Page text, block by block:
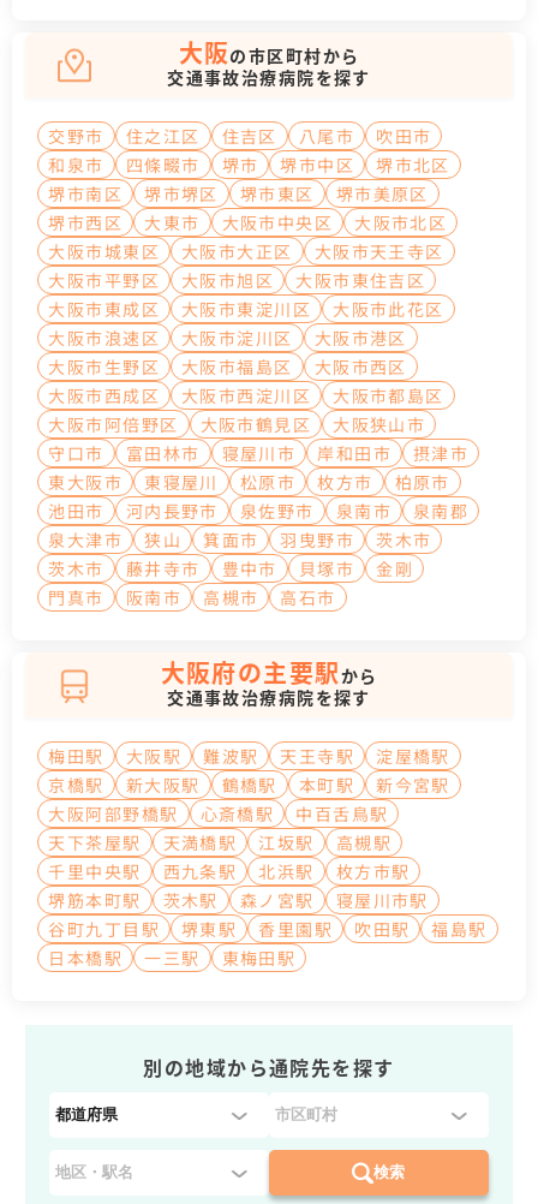
大阪の市区町村から
交通事故治療病院を探す
交野市 住之江区 住吉区 八尾市
吹田市
和泉市
四條畷市 堺市 堺市中区
堺市北区
堺市南区
堺市堺区 堺市東区
堺市美原区
堺市西区
大東市 大阪市中央区
大阪市北区
大阪市城東区
大阪市大正区
大阪市天王寺区
大阪市平野区
大阪市旭区
大阪市東住吉区
大阪市東成区
大阪市東淀川区
大阪市此花区
大阪市浪速区
大阪市淀川区
大阪市港区
大阪市生野区
大阪市福島区
大阪市西区
大阪市西成区
大阪市西淀川区
大阪市都島区
大阪市阿倍野区
大阪市鶴見区
大阪狭山市
守口市
富田林市 寝屋川市 岸和田市
摂津市
東大阪市
東寝屋川 松原市 枚方市
柏原市
池田市
河内長野市 泉佐野市 泉南市
泉南郡
泉大津市
狭山 箕面市 羽曳野市
茨木市
茨木市
藤井寺市 豊中市 貝塚市
金剛
門真市
阪南市 高槻市 高石市
大阪府の主要駅から
交通事故治療病院を探す
梅田駅 大阪駅 難波駅 天王寺駅
淀屋橋駅
京橋駅
新大阪駅 鶴橋駅 本町駅
新今宮駅
大阪阿部野橋駅
心斎橋駅
中百舌鳥駅
天下茶屋駅
天満橋駅 江坂駅
高槻駅
千里中央駅
西九条駅 北浜駅
枚方市駅
堺筋本町駅
茨木駅 森ノ宮駅
寝屋川市駅
谷町九丁目駅
堺東駅 香里園駅 吹田駅
福島駅
日本橋駅
一三駅 東梅田駅
別の地域から通院先を探す
都
県
検索